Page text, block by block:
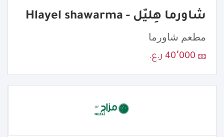
شاورما هِليّل - Hlayel shawarma
مطعم شاورما
40٬000 ر.ع.